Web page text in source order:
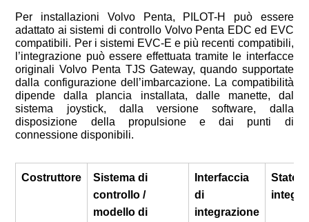
Per installazioni Volvo Penta, PILOT-H può essere
adattato ai sistemi di controllo Volvo Penta EDC ed EVC
compatibili. Per i sistemi EVC-E e più recenti compatibili,
l’integrazione può essere effettuata tramite le interfacce
originali Volvo Penta TJS Gateway, quando supportate
dalla configurazione dell’imbarcazione. La compatibilità
dipende dalla plancia installata, dalle manette, dal
sistema joystick, dalla versione software, dalla
disposizione della propulsione e dai punti di
connessione disponibili.
Costruttore
Sistema di
controllo /
modello di
Interfaccia
di
integrazione
Stato